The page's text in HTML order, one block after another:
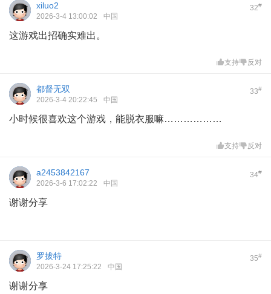
32#
xiluo2
2026-3-4 13:00:02 中国
这游戏出招确实难出。
支持 反对
33#
都督无双
2026-3-4 20:22:45 中国
小时候很喜欢这个游戏，能脱衣服嘛………………
支持 反对
34#
a2453842167
2026-3-6 17:02:22 中国
谢谢分享
35#
罗拔特
2026-3-24 17:25:22 中国
谢谢分享